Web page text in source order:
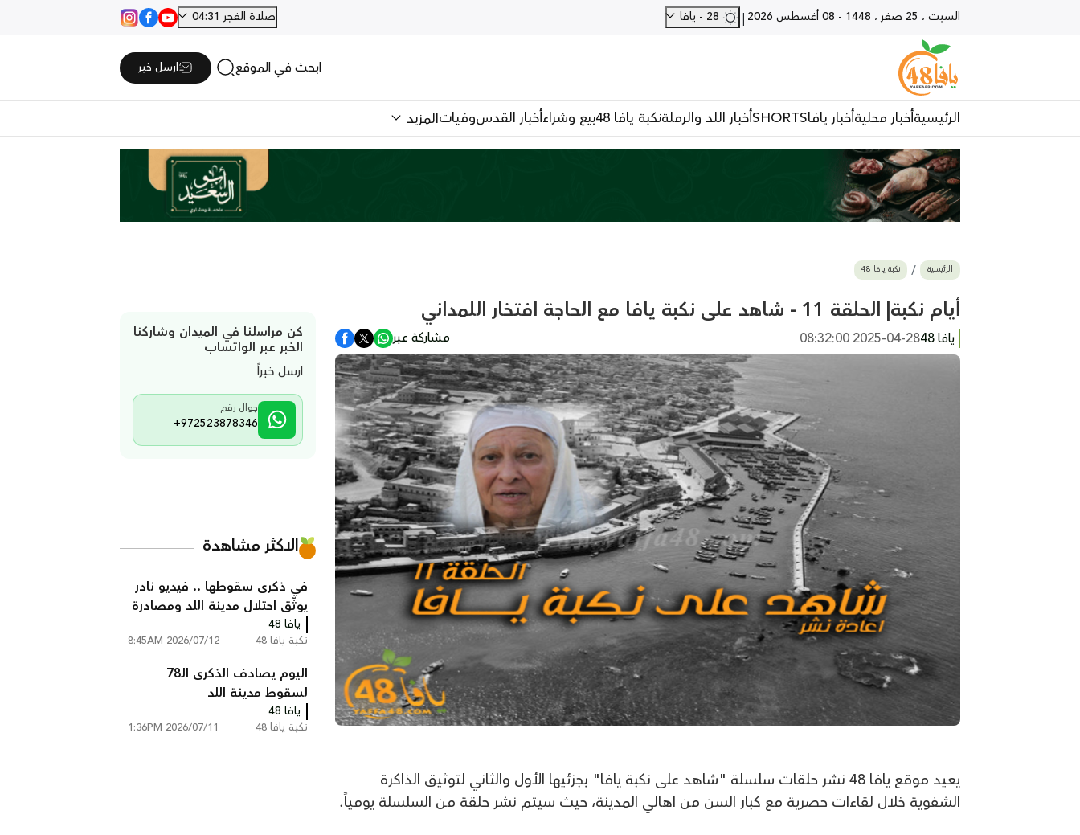
السبت ، 25 صفر ، 1448 - 08 أغسطس 2026 | صلاة الفجر 04:31
ابحث في الموقع ارسل خبر
الرئيسيةأخبار محليةأخبار يافاSHORTSأخبار اللد والرملةنكبة يافا 48 بيع وشراءأخبار القدسوفياتالمزيد
الرئيسية نكبة يافا 48
أيام نكبة| الحلقة 11 - شاهد على نكبة يافا مع الحاجة افتخار اللمداني
يافا 48 2025-04-28 08:32:00 مشاركة عبر
يعيد موقع يافا 48 نشر حلقات سلسلة "شاهد على نكبة يافا" بجزئيها الأول والثاني لتوثيق الذاكرة
الشفوية خلال لقاءات حصرية مع كبار السن من اهالي المدينة، حيث سيتم نشر حلقة من السلسلة يومياً.
كن مراسلنا في الميدان وشاركنا
الخبر عبر الواتساب
ارسل خبراً
جوال رقم
+972523878346
الاكثر مشاهدة
في ذكرى سقوطها .. فيديو نادر
يوثّق احتلال مدينة اللد ومصادرة
منازل سكانها عام النكبة
يافا 48
نكبة يافا 48 2026/07/12 8:45AM
اليوم يصادف الذكرى الـ78
لسقوط مدينة اللد
يافا 48
نكبة يافا 48 2026/07/11 1:36PM